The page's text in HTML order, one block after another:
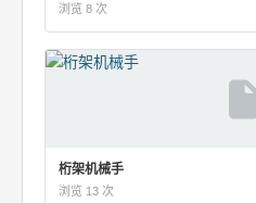
浏览 8 次
桁架机械手
浏览 13 次